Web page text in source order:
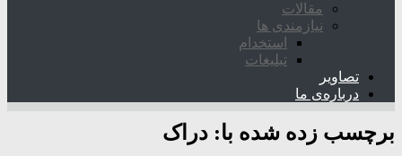
مقالات
نیازمندی ها
استخدام
تبلیغات
تصاویر
درباره‌ی ما
برچسب زده شده با: دراک